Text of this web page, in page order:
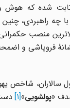
شده که هوش و
راهبردی، چنین
منصب
فروپاشی و
شاخص
«پولشویی»
[1]